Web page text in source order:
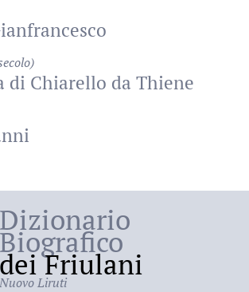
di Chiarello da Thiene
Dizionario
Biografico
dei Friulani
Nuovo Liruti